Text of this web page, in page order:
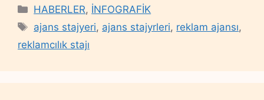
Categories
HABERLER, İNFOGRAFİK
Tags
ajans stajyeri, ajans stajyrleri, reklam ajansı,
reklamcılık stajı